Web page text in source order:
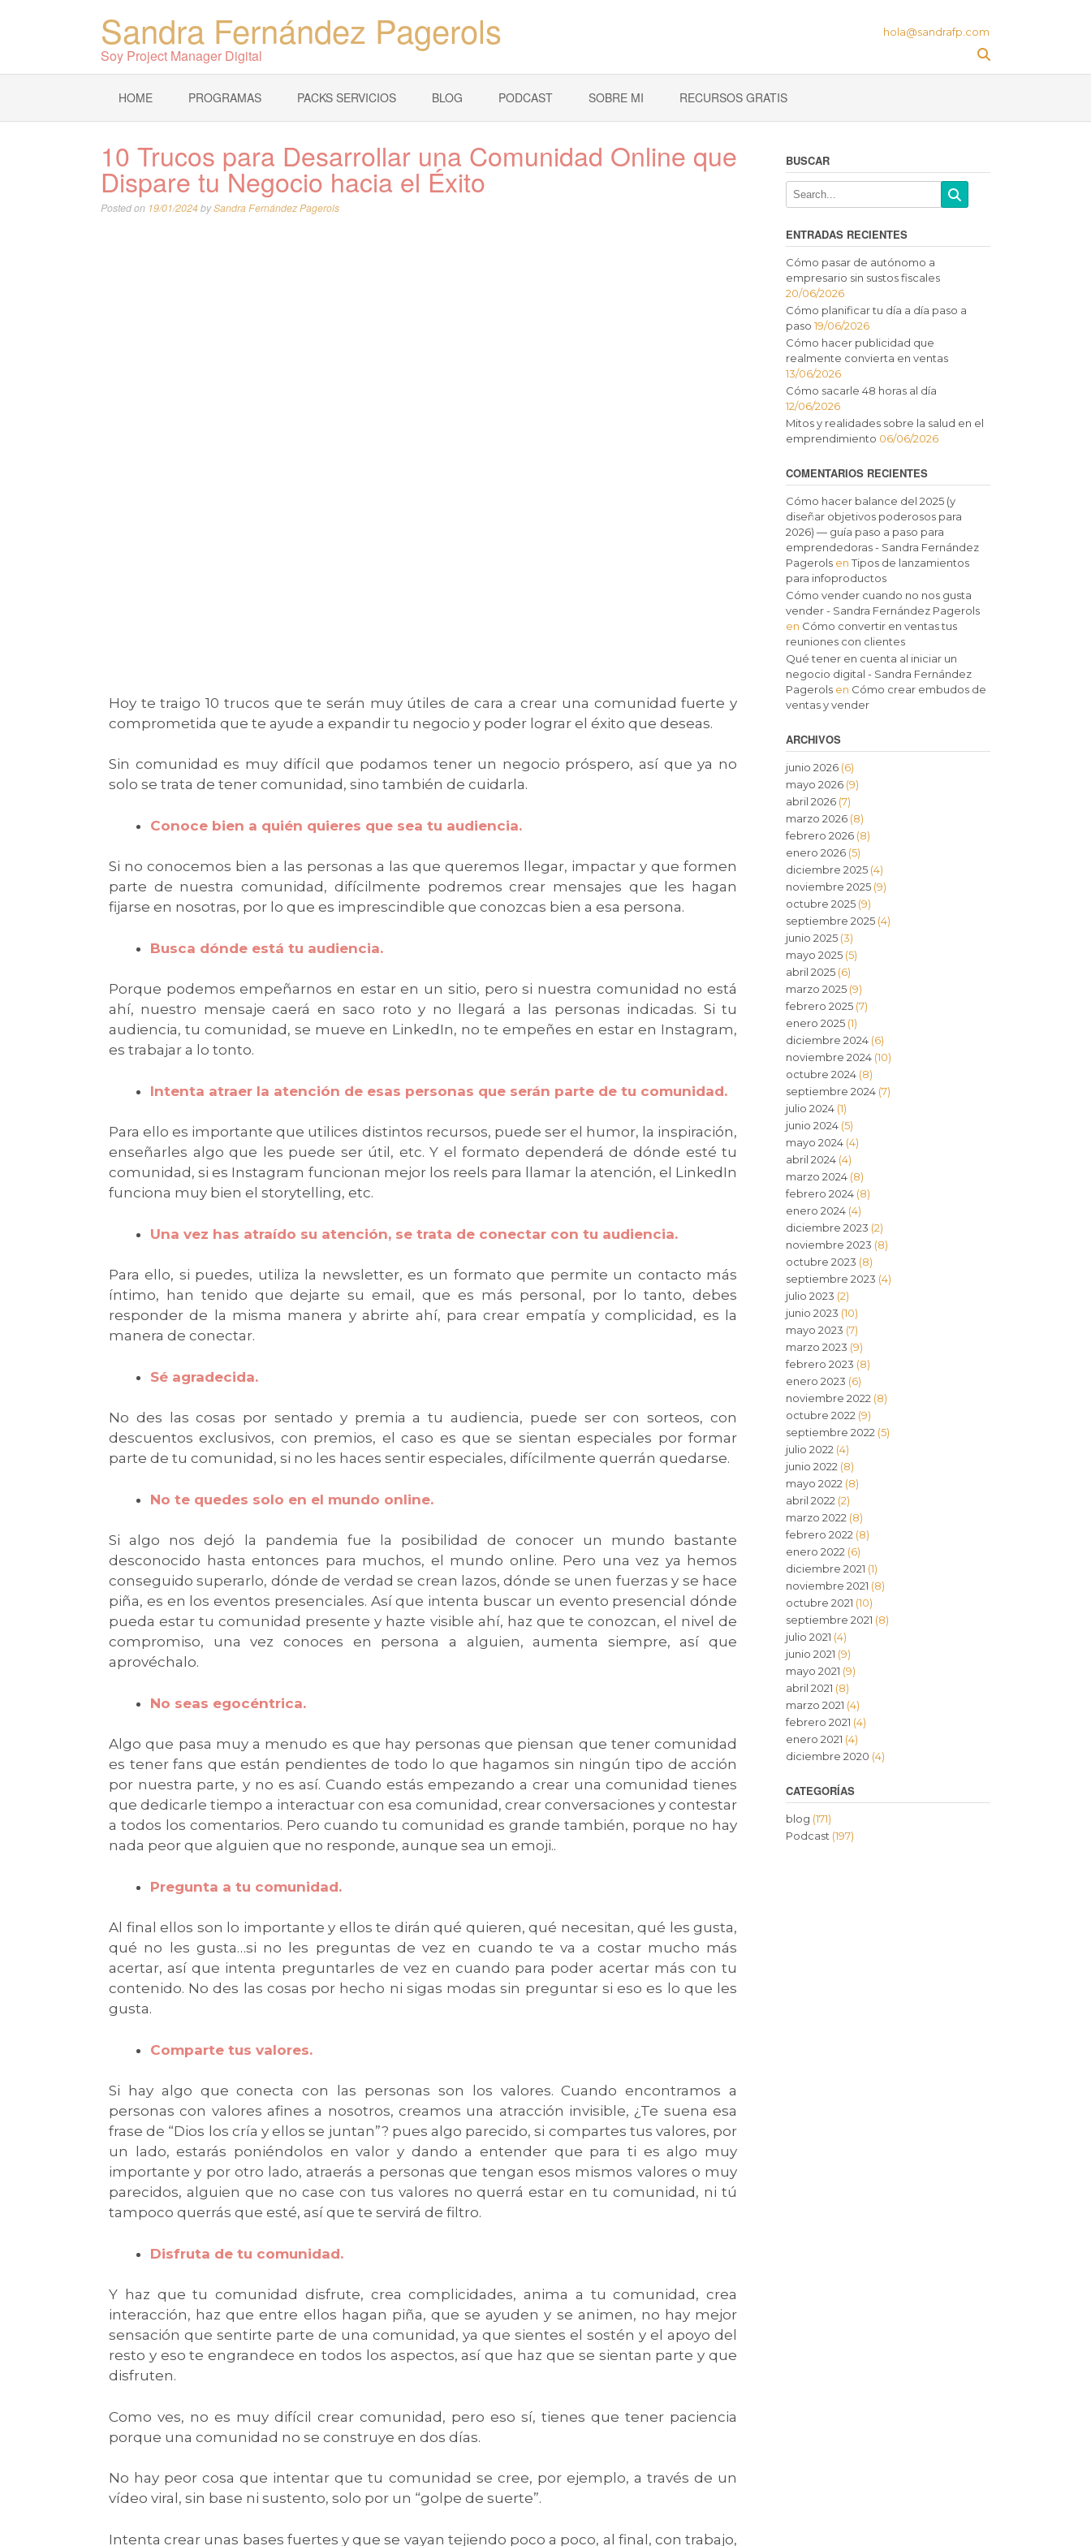
Sandra Fernández Pagerols
Soy Project Manager Digital
hola@sandrafp.com
HOME PROGRAMAS PACKS SERVICIOS BLOG PODCAST SOBRE MI RECURSOS GRATIS
10 Trucos para Desarrollar una Comunidad Online que
Dispare tu Negocio hacia el Éxito
Posted on 19/01/2024bySandra Fernández Pagerols
Hoy te traigo 10 trucos que te serán muy útiles de cara a crear una comunidad fuerte y
comprometida que te ayude a expandir tu negocio y poder lograr el éxito que deseas.
Sin comunidad es muy difícil que podamos tener un negocio próspero, así que ya no
solo se trata de tener comunidad, sino también de cuidarla.
Conoce bien a quién quieres que sea tu audiencia.
Si no conocemos bien a las personas a las que queremos llegar, impactar y que formen
parte de nuestra comunidad, difícilmente podremos crear mensajes que les hagan
fijarse en nosotras, por lo que es imprescindible que conozcas bien a esa persona.
Busca dónde está tu audiencia.
Porque podemos empeñarnos en estar en un sitio, pero si nuestra comunidad no está
ahí, nuestro mensaje caerá en saco roto y no llegará a las personas indicadas. Si tu
audiencia, tu comunidad, se mueve en LinkedIn, no te empeñes en estar en Instagram,
es trabajar a lo tonto.
Intenta atraer la atención de esas personas que serán parte de tu comunidad.
Para ello es importante que utilices distintos recursos, puede ser el humor, la inspiración,
enseñarles algo que les puede ser útil, etc. Y el formato dependerá de dónde esté tu
comunidad, si es Instagram funcionan mejor los reels para llamar la atención, el LinkedIn
funciona muy bien el storytelling, etc.
Una vez has atraído su atención, se trata de conectar con tu audiencia.
Para ello, si puedes, utiliza la newsletter, es un formato que permite un contacto más
íntimo, han tenido que dejarte su email, que es más personal, por lo tanto, debes
responder de la misma manera y abrirte ahí, para crear empatía y complicidad, es la
manera de conectar.
Sé agradecida.
No des las cosas por sentado y premia a tu audiencia, puede ser con sorteos, con
descuentos exclusivos, con premios, el caso es que se sientan especiales por formar
parte de tu comunidad, si no les haces sentir especiales, difícilmente querrán quedarse.
No te quedes solo en el mundo online.
Si algo nos dejó la pandemia fue la posibilidad de conocer un mundo bastante
desconocido hasta entonces para muchos, el mundo online. Pero una vez ya hemos
conseguido superarlo, dónde de verdad se crean lazos, dónde se unen fuerzas y se hace
piña, es en los eventos presenciales. Así que intenta buscar un evento presencial dónde
pueda estar tu comunidad presente y hazte visible ahí, haz que te conozcan, el nivel de
compromiso, una vez conoces en persona a alguien, aumenta siempre, así que
aprovéchalo.
No seas egocéntrica.
Algo que pasa muy a menudo es que hay personas que piensan que tener comunidad
es tener fans que están pendientes de todo lo que hagamos sin ningún tipo de acción
por nuestra parte, y no es así. Cuando estás empezando a crear una comunidad tienes
que dedicarle tiempo a interactuar con esa comunidad, crear conversaciones y contestar
a todos los comentarios. Pero cuando tu comunidad es grande también, porque no hay
nada peor que alguien que no responde, aunque sea un emoji..
Pregunta a tu comunidad.
Al final ellos son lo importante y ellos te dirán qué quieren, qué necesitan, qué les gusta,
qué no les gusta…si no les preguntas de vez en cuando te va a costar mucho más
acertar, así que intenta preguntarles de vez en cuando para poder acertar más con tu
contenido. No des las cosas por hecho ni sigas modas sin preguntar si eso es lo que les
gusta.
Comparte tus valores.
Si hay algo que conecta con las personas son los valores. Cuando encontramos a
personas con valores afines a nosotros, creamos una atracción invisible, ¿Te suena esa
frase de “Dios los cría y ellos se juntan”? pues algo parecido, si compartes tus valores, por
un lado, estarás poniéndolos en valor y dando a entender que para ti es algo muy
importante y por otro lado, atraerás a personas que tengan esos mismos valores o muy
parecidos, alguien que no case con tus valores no querrá estar en tu comunidad, ni tú
tampoco querrás que esté, así que te servirá de filtro.
Disfruta de tu comunidad.
Y haz que tu comunidad disfrute, crea complicidades, anima a tu comunidad, crea
interacción, haz que entre ellos hagan piña, que se ayuden y se animen, no hay mejor
sensación que sentirte parte de una comunidad, ya que sientes el sostén y el apoyo del
resto y eso te engrandece en todos los aspectos, así que haz que se sientan parte y que
disfruten.
Como ves, no es muy difícil crear comunidad, pero eso sí, tienes que tener paciencia
porque una comunidad no se construye en dos días.
No hay peor cosa que intentar que tu comunidad se cree, por ejemplo, a través de un
vídeo viral, sin base ni sustento, solo por un “golpe de suerte”.
Intenta crear unas bases fuertes y que se vayan tejiendo poco a poco, al final, con trabajo,
BUSCAR
ENTRADAS RECIENTES
Cómo pasar de autónomo a
empresario sin sustos fiscales
20/06/2026
Cómo planificar tu día a día paso a
paso 19/06/2026
Cómo hacer publicidad que
realmente convierta en ventas
13/06/2026
Cómo sacarle 48 horas al día
12/06/2026
Mitos y realidades sobre la salud en el
emprendimiento 06/06/2026
COMENTARIOS RECIENTES
Cómo hacer balance del 2025 (y
diseñar objetivos poderosos para
2026) — guía paso a paso para
emprendedoras - Sandra Fernández
PagerolsenTipos de lanzamientos
para infoproductos
Cómo vender cuando no nos gusta
vender - Sandra Fernández Pagerols
en Cómo convertir en ventas tus
reuniones con clientes
Qué tener en cuenta al iniciar un
negocio digital - Sandra Fernández
Pagerolsen Cómo crear embudos de
ventas y vender
ARCHIVOS
junio 2026(6)
mayo 2026(9)
abril 2026(7)
marzo 2026(8)
febrero 2026(8)
enero 2026(5)
diciembre 2025(4)
noviembre 2025(9)
octubre 2025(9)
septiembre 2025(4)
junio 2025(3)
mayo 2025(5)
abril 2025(6)
marzo 2025(9)
febrero 2025(7)
enero 2025(1)
diciembre 2024(6)
noviembre 2024(10)
octubre 2024(8)
septiembre 2024(7)
julio 2024(1)
junio 2024(5)
mayo 2024(4)
abril 2024(4)
marzo 2024(8)
febrero 2024(8)
enero 2024(4)
diciembre 2023 (2)
noviembre 2023 (8)
octubre 2023 (8)
septiembre 2023 (4)
julio 2023 (2)
junio 2023 (10)
mayo 2023 (7)
marzo 2023 (9)
febrero 2023 (8)
enero 2023 (6)
noviembre 2022 (8)
octubre 2022 (9)
septiembre 2022 (5)
julio 2022 (4)
junio 2022 (8)
mayo 2022 (8)
abril 2022 (2)
marzo 2022 (8)
febrero 2022 (8)
enero 2022 (6)
diciembre 2021 (1)
noviembre 2021 (8)
octubre 2021 (10)
septiembre 2021 (8)
julio 2021 (4)
junio 2021 (9)
mayo 2021 (9)
abril 2021 (8)
marzo 2021 (4)
febrero 2021 (4)
enero 2021 (4)
diciembre 2020 (4)
CATEGORÍAS
blog (171)
Podcast (197)